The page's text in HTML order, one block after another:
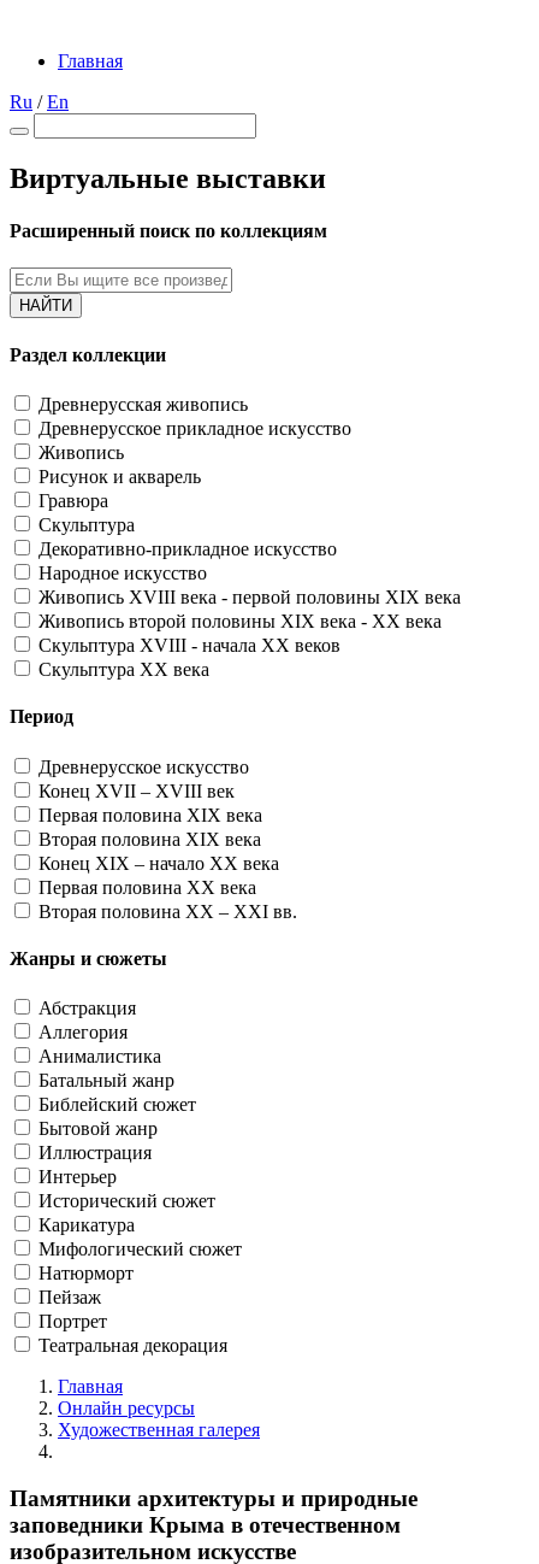
Главная
Ru /En
Виртуальные выставки
Расширенный поиск по коллекциям
НАЙТИ
Раздел коллекции
Древнерусская живопись
Древнерусское прикладное искусство
Живопись
Рисунок и акварель
Гравюра
Скульптура
Декоративно-прикладное искусство
Народное искусство
Живопись XVIII века - первой половины XIX века
Живопись второй половины XIX века - XX века
Скульптура XVIII - начала XX веков
Скульптура XX века
Период
Древнерусское искусство
Конец XVII – XVIII век
Первая половина XIX века
Вторая половина XIX века
Конец XIX – начало XX века
Первая половина XX века
Вторая половина XX – XXI вв.
Жанры и сюжеты
Абстракция
Аллегория
Анималистика
Батальный жанр
Библейский сюжет
Бытовой жанр
Иллюстрация
Интерьер
Исторический сюжет
Карикатура
Мифологический сюжет
Натюрморт
Пейзаж
Портрет
Театральная декорация
Главная
Онлайн ресурсы
Художественная галерея
Памятники архитектуры и природные
заповедники Крыма в отечественном
изобразительном искусстве